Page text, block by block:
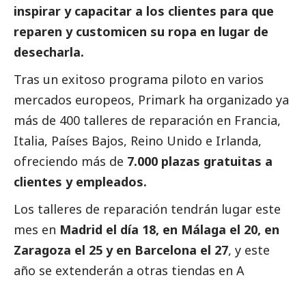
inspirar y capacitar a los clientes para que
reparen y customicen su ropa en lugar de
desecharla.
Tras un exitoso programa piloto en varios
mercados europeos, Primark ha organizado ya
más de 400 talleres de reparación en Francia,
Italia, Países Bajos, Reino Unido e Irlanda,
ofreciendo más de 7.000 plazas gratuitas a
clientes y empleados.
Los talleres de reparación tendrán lugar este
mes en Madrid el día 18, en Málaga el 20, en
Zaragoza el 25 y en Barcelona el 27, y este
año se extenderán a otras tiendas en A